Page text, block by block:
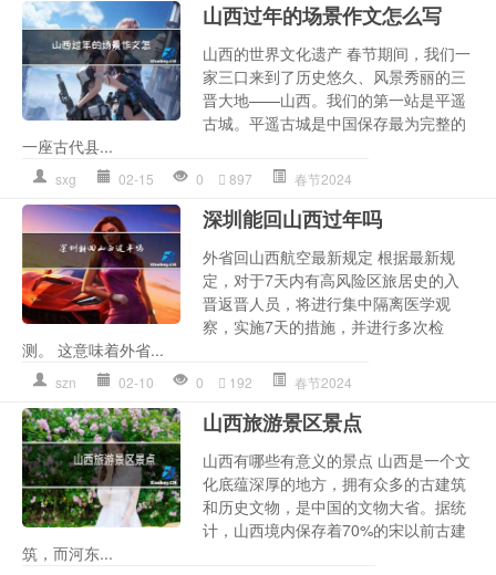
山西过年的场景作文怎么写
山西的世界文化遗产 春节期间，我们一
家三口来到了历史悠久、风景秀丽的三
晋大地——山西。我们的第一站是平遥
古城。平遥古城是中国保存最为完整的
一座古代县...
sxg 02-15 0 897 春节2024
深圳能回山西过年吗
外省回山西航空最新规定 根据最新规
定，对于7天内有高风险区旅居史的入
晋返晋人员，将进行集中隔离医学观
察，实施7天的措施，并进行多次检
测。 这意味着外省...
szn 02-10 0 192 春节2024
山西旅游景区景点
山西有哪些有意义的景点 山西是一个文
化底蕴深厚的地方，拥有众多的古建筑
和历史文物，是中国的文物大省。据统
计，山西境内保存着70%的宋以前古建
筑，而河东...